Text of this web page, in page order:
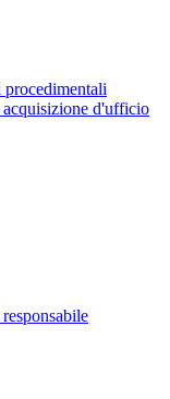
d'ufficio